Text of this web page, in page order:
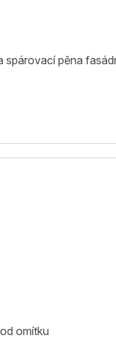
spárovací pěna
omítku